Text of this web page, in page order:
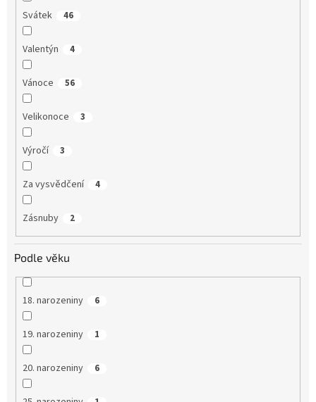
Svátek 46
Valentýn 4
Vánoce 56
Velikonoce 3
Výročí 3
Za vysvědčení 4
Zásnuby 2
Podle věku
18. narozeniny 6
19. narozeniny 1
20. narozeniny 6